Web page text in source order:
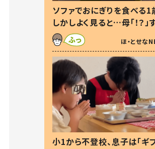
ソファでおにぎりを食べる
しかしよく見ると…母「！？」
察した母の投稿に「可愛いか
す！」「現行犯〜」
ほ・とせな
小1から不登校、息子は「ギ